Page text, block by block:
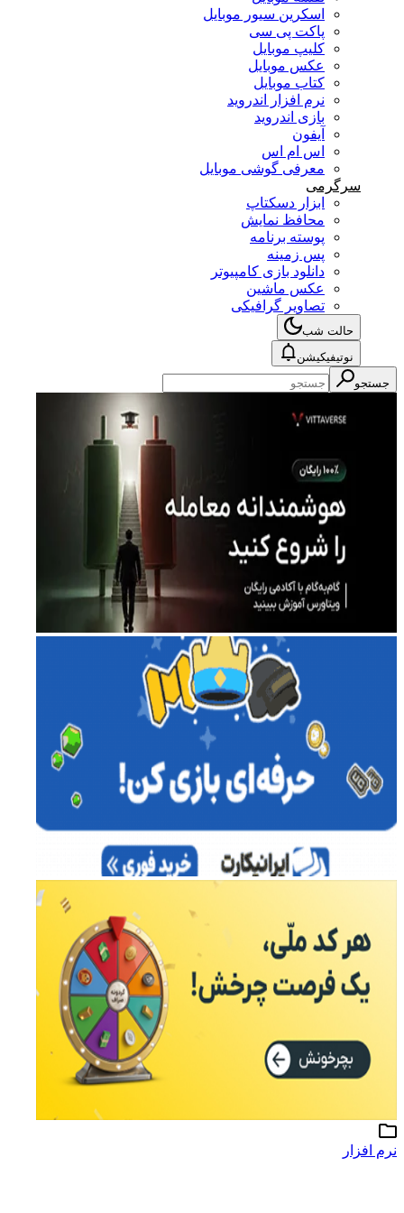
اسکرین سیور موبایل
پاکت پی سی
کلیپ موبایل
عکس موبایل
کتاب موبایل
نرم افزار اندروید
بازی اندروید
آیفون
اس ام اس
معرفی گوشی موبایل
سرگرمی
ابزار دسکتاپ
محافظ نمایش
پوسته برنامه
پس زمینه
دانلود بازی کامپیوتر
عکس ماشین
تصاویر گرافیکی
حالت شب
نوتیفیکیشن
جستجو
نرم افزار